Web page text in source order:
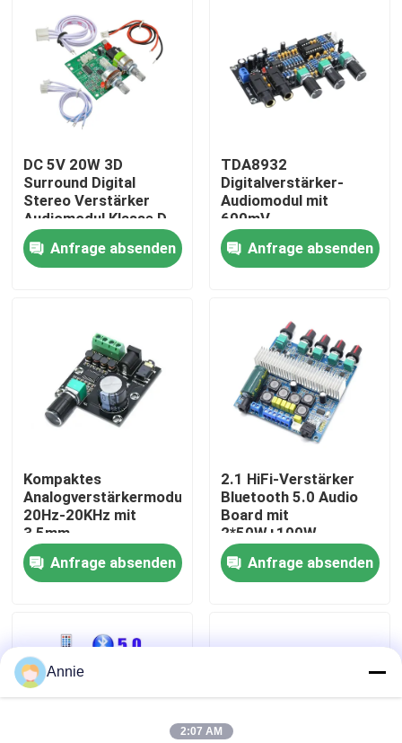
Zu Hause
Werksbesichtigung
Kontaktieren Sie uns
Neuigkeiten
Blog
Verstärker-Board-Modul
DC 5V 20W 3D
Surround Digital
Stereo Verstärker
Audiomodul Klasse D
Verstärkerplatine
Anfrage absenden
TDA8932
Digitalverstärker-
Audiomodul mit
600mV
Eingangsempfindlichkeit
90dB SNR und 3W
Ausgangsleistung
Anfrage absenden
Kompaktes
Analogverstärkermodul
20Hz-20KHz mit
3,5mm
Eingangsschnittstelle
und Silberveredelung
Anfrage absenden
2.1 HiFi-Verstärker
Bluetooth 5.0 Audio
Board mit
2*50W+100W
Ausgang und
DC12~24V
Stromversorgung
Anfrage absenden
Annie
2:07 AM